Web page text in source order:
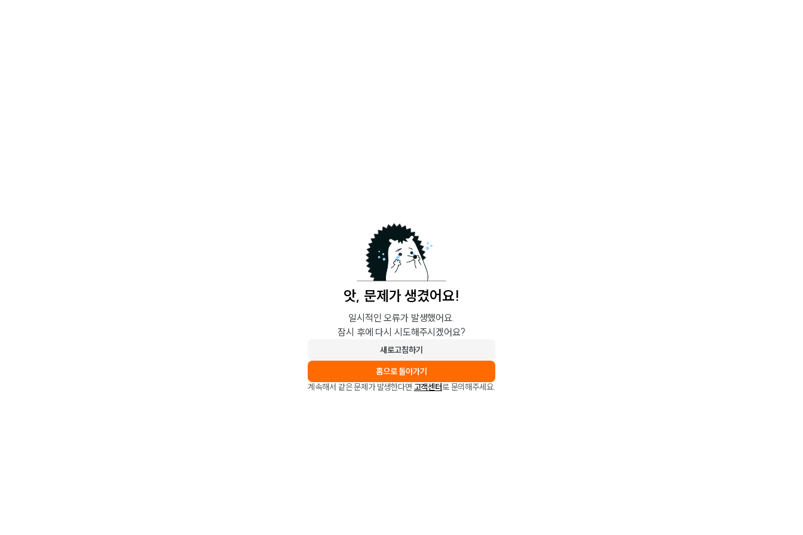
앗, 문제가 생겼어요!
일시적인 오류가 발생했어요.
잠시 후에 다시 시도해주시겠어요?
새로고침하기
홈으로 돌아가기
계속해서 같은 문제가 발생한다면 고객센터로 문의해주세요.